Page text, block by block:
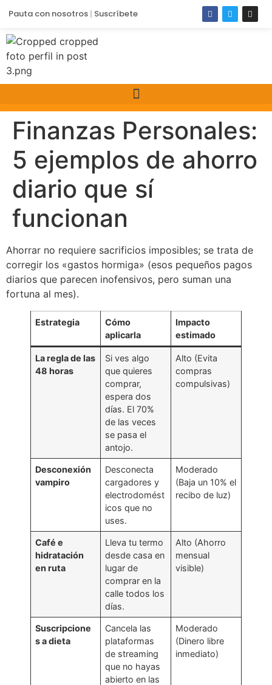
Pauta con nosotros Suscríbete
Finanzas Personales:
5 ejemplos de ahorro
diario que sí
funcionan
Ahorrar no requiere sacrificios imposibles; se trata de
corregir los «gastos hormiga» (esos pequeños pagos
diarios que parecen inofensivos, pero suman una
fortuna al mes).
Estrategia
Cómo
aplicarla
Impacto
estimado
La regla de las
48 horas
Si ves algo
que quieres
comprar,
espera dos
días. El 70%
de las veces
se pasa el
antojo.
Alto (Evita
compras
compulsivas)
Desconexión
vampiro
Desconecta
cargadores y
electrodomést
icos que no
uses.
Moderado
(Baja un 10% el
recibo de luz)
Café e
hidratación
en ruta
Lleva tu termo
desde casa en
lugar de
comprar en la
calle todos los
días.
Alto (Ahorro
mensual
visible)
Suscripcione
s a dieta
Cancela las
plataformas
de streaming
que no hayas
abierto en las
Moderado
(Dinero libre
inmediato)